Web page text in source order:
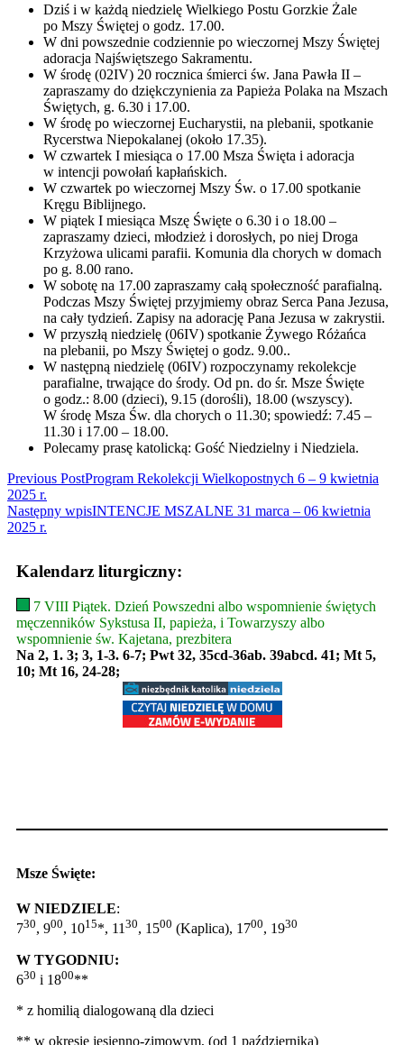
Dziś i w każdą niedzielę Wielkiego Postu Gorzkie Żale
po Mszy Świętej o godz. 17.00.
W dni powszednie codziennie po wieczornej Mszy Świętej
adoracja Najświętszego Sakramentu.
W środę (02IV) 20 rocznica śmierci św. Jana Pawła II –
zapraszamy do dziękczynienia za Papieża Polaka na Mszach
Świętych, g. 6.30 i 17.00.
W środę po wieczornej Eucharystii, na plebanii, spotkanie
Rycerstwa Niepokalanej (około 17.35).
W czwartek I miesiąca o 17.00 Msza Święta i adoracja
w intencji powołań kapłańskich.
W czwartek po wieczornej Mszy Św. o 17.00 spotkanie
Kręgu Biblijnego.
W piątek I miesiąca Mszę Święte o 6.30 i o 18.00 –
zapraszamy dzieci, młodzież i dorosłych, po niej Droga
Krzyżowa ulicami parafii. Komunia dla chorych w domach
po g. 8.00 rano.
W sobotę na 17.00 zapraszamy całą społeczność parafialną.
Podczas Mszy Świętej przyjmiemy obraz Serca Pana Jezusa,
na cały tydzień. Zapisy na adorację Pana Jezusa w zakrystii.
W przyszłą niedzielę (06IV) spotkanie Żywego Różańca
na plebanii, po Mszy Świętej o godz. 9.00..
W następną niedzielę (06IV) rozpoczynamy rekolekcje
parafialne, trwające do środy. Od pn. do śr. Msze Święte
o godz.: 8.00 (dzieci), 9.15 (dorośli), 18.00 (wszyscy).
W środę Msza Św. dla chorych o 11.30; spowiedź: 7.45 –
11.30 i 17.00 – 18.00.
Polecamy prasę katolicką: Gość Niedzielny i Niedziela.
Read
more
articles
Previous PostProgram Rekolekcji Wielkopostnych 6 – 9 kwietnia
2025 r.
Następny wpisINTENCJE MSZALNE 31 marca – 06 kwietnia
2025 r.
Kalendarz liturgiczny:
7 VIII Piątek. Dzień Powszedni albo wspomnienie świętych
męczenników Sykstusa II, papieża, i Towarzyszy albo
wspomnienie św. Kajetana, prezbitera
Na 2, 1. 3; 3, 1-3. 6-7; Pwt 32, 35cd-36ab. 39abcd. 41; Mt 5,
10; Mt 16, 24-28;
Msze Święte:
W NIEDZIELE:
730, 900, 1015*, 1130, 1500 (Kaplica), 1700, 1930
W TYGODNIU:
630 i 1800**
* z homilią dialogowaną dla dzieci
** w okresie jesienno-zimowym, (od 1 października)